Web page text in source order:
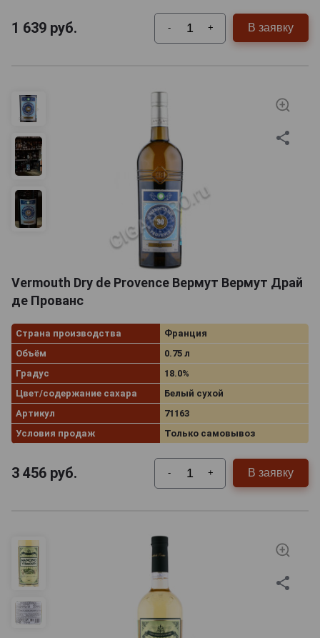
1 639 руб. - + В заявку
Vermouth Dry de Provence Вермут Вермут Драй
де Прованс
Страна производства
Франция
Объём
0.75 л
Градус
18.0%
Цвет/содержание сахара
Белый сухой
Артикул
71163
Условия продаж
Только самовывоз
3 456 руб. - + В заявку